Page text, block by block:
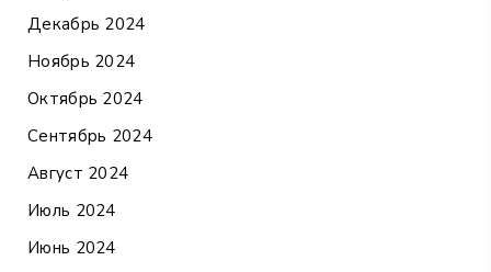
Декабрь 2024
Ноябрь 2024
Октябрь 2024
Сентябрь 2024
Август 2024
Июль 2024
Июнь 2024